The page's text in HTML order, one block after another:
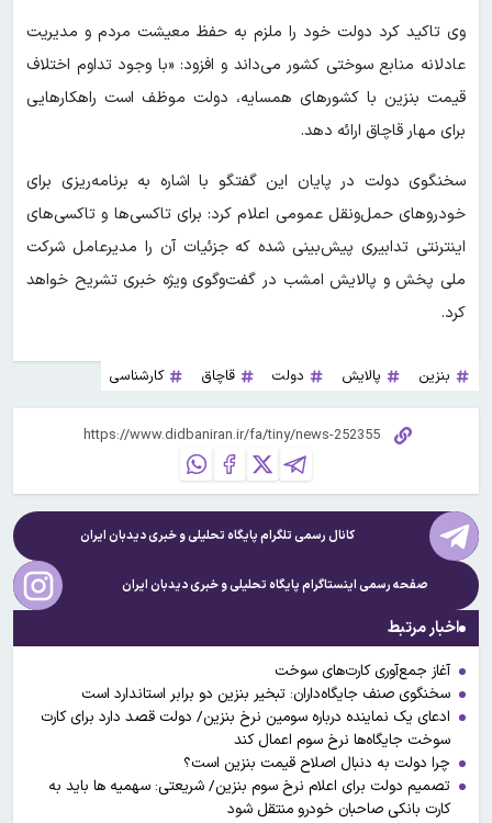
وی تاکید کرد دولت خود را ملزم به حفظ معیشت مردم و مدیریت
عادلانه منابع سوختی کشور می‌داند و افزود: «با وجود تداوم اختلاف
قیمت بنزین با کشورهای همسایه، دولت موظف است راهکارهایی
برای مهار قاچاق ارائه دهد.
سخنگوی دولت در پایان این گفتگو با اشاره به برنامه‌ریزی برای
خودروهای حمل‌ونقل عمومی اعلام کرد: برای تاکسی‌ها و تاکسی‌های
اینترنتی تدابیری پیش‌بینی شده که جزئیات آن را مدیرعامل شرکت
ملی پخش و پالایش امشب در گفت‌وگوی ویژه خبری تشریح خواهد
کرد.
بنزین پالایش دولت قاچاق کارشناسی
کانال رسمی تلگرام پایگاه تحلیلی و خبریدیدبان ایران
صفحه رسمی اینستاگرام پایگاه تحلیلی و خبریدیدبان ایران
اخبار مرتبط
آغاز جمع‌آوری کارت‌های سوخت
سخنگوی صنف جایگاه‌داران: تبخیر بنزین دو برابر استاندارد است
ادعای یک نماینده درباره سومین نرخ بنزین/ دولت قصد دارد برای کارت
سوخت جایگاه‌ها نرخ سوم اعمال کند
چرا دولت به دنبال اصلاح قیمت بنزین است؟
تصمیم دولت برای اعلام نرخ سوم بنزین/ شریعتی: سهمیه ها باید به
کارت بانکی صاحبان خودرو منتقل شود